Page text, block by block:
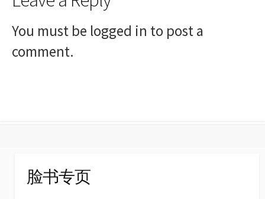
You must be logged in to post a
comment.
脸书专页